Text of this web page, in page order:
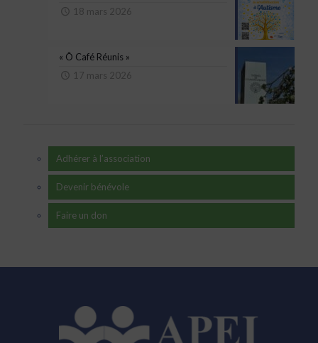
18 mars 2026
« Ô Café Réunis »
17 mars 2026
Adhérer à l’association
Devenir bénévole
Faire un don